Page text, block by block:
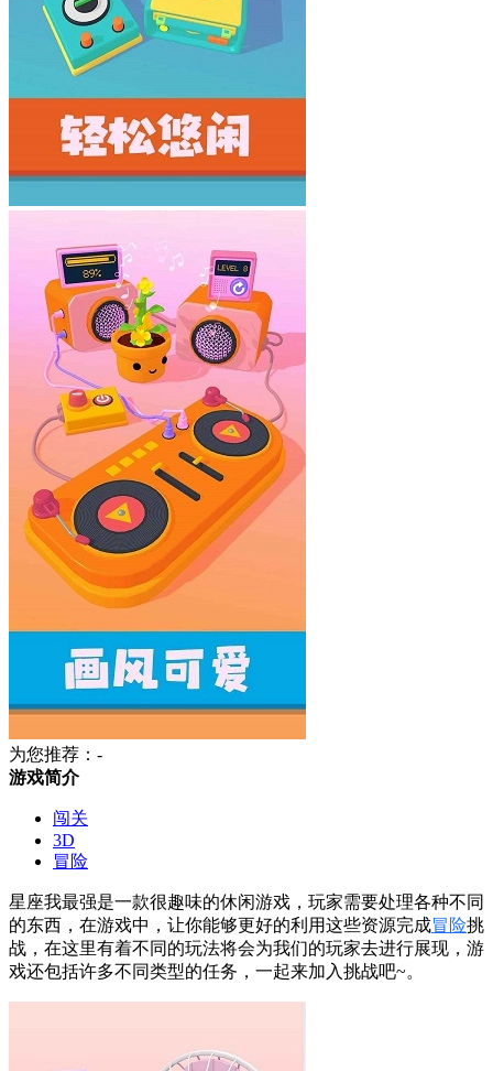
为您推荐：-
游戏简介
闯关
3D
冒险
星座我最强是一款很趣味的休闲游戏，玩家需要处理各种不同
的东西，在游戏中，让你能够更好的利用这些资源完成冒险挑
战，在这里有着不同的玩法将会为我们的玩家去进行展现，游
戏还包括许多不同类型的任务，一起来加入挑战吧~。